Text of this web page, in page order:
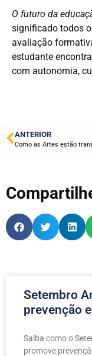
O futuro da
significado todos
avaliação
estudante
com autonomia,
ANTERIOR
Setembro
prevenção
Saiba como o
promove